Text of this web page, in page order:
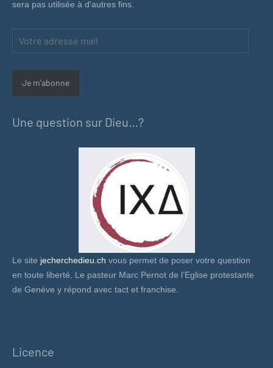
sera pas utilisée à d'autres fins.
Je m'abonne
Une question sur Dieu…?
Le site jecherchedieu.ch vous permet de poser votre question
en toute liberté. Le pasteur Marc Pernot de l’Eglise protestante
de Genève y répond avec tact et franchise.
Licence